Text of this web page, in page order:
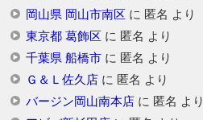
岡山県 岡山市南区 に 匿名 より
東京都 葛飾区 に 匿名 より
千葉県 船橋市に 匿名 より
Ｇ＆Ｌ佐久店に 匿名 より
バージン岡山南本店に 匿名 より